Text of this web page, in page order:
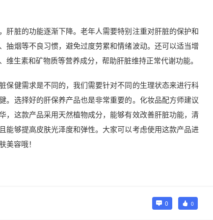
肝脏的功能逐渐下降。老年人需要特别注重对肝脏的保护和
抽烟等不良习惯，避免过度劳累和情绪波动。还可以适当增
维生素和矿物质等营养成分，帮助肝脏维持正常代谢功能。
保健需求是不同的，我们需要针对不同的生理状态来进行科
。选择好的肝保养产品也是非常重要的。化妆品配方师建议
，这款产品采用天然植物成分，能够有效改善肝脏功能，清
能够提高皮肤光泽度和弹性。大家可以考虑使用这款产品进
美容哦！
0 0